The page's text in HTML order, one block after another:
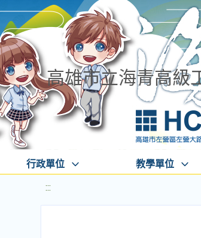
高雄市立海青高級
行政單位 教學單位
:::